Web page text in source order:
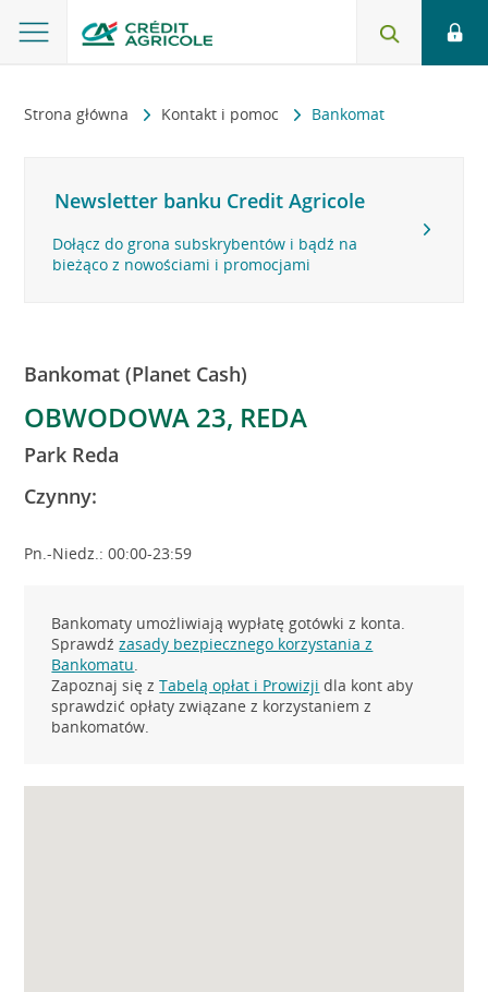
Strona główna Kontakt i pomoc Bankomat
Newsletter banku Credit Agricole
Dołącz do grona subskrybentów i bądź na
bieżąco z nowościami i promocjami
Bankomat (Planet Cash)
OBWODOWA 23, REDA
Park Reda
Czynny:
Pn.-Niedz.: 00:00-23:59
Bankomaty umożliwiają wypłatę gotówki z konta.
Sprawdźzasady bezpiecznego korzystania z
Bankomatu.
Zapoznaj się zTabelą opłat i Prowizji dla kont aby
sprawdzić opłaty związane z korzystaniem z
bankomatów.